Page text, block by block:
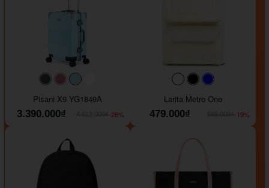
#40454a#b76e79
#9ad8e7
Pisani X9 YG1849A
3.390.000₫
-26%
#faf0e6#000000
Larita Metro One
479.000₫
-19%